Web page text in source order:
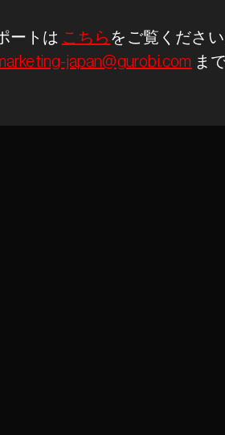
ートは こちら をご覧ください
japan@gurobi.com ま